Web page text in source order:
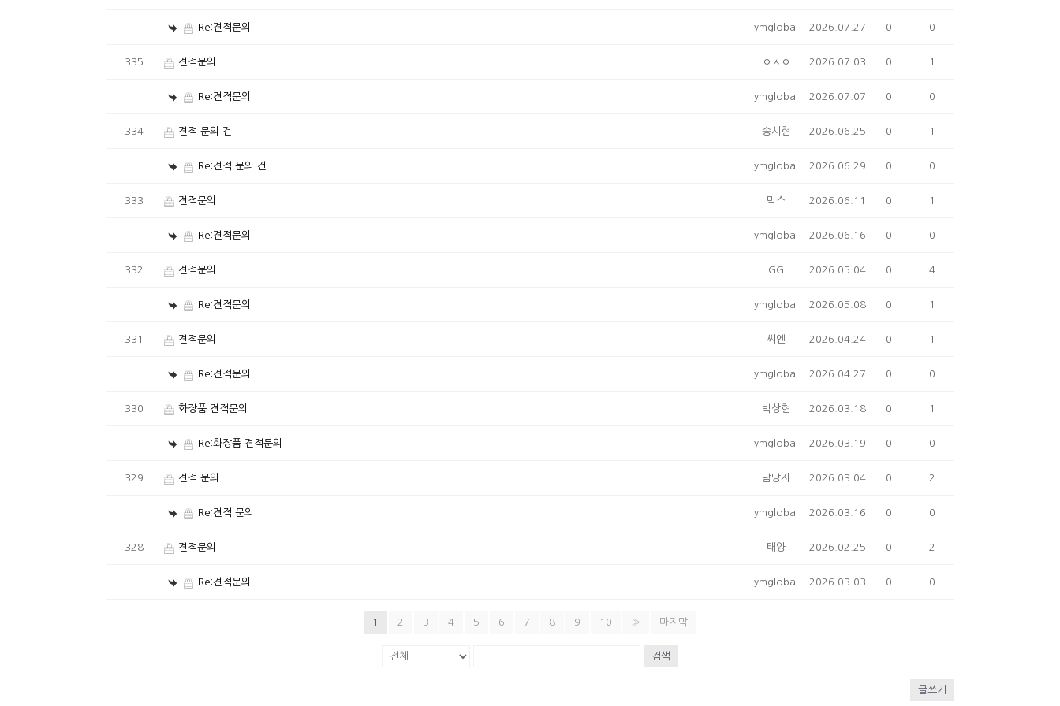
Re:견적문의 ymglobal 2026.07.27 0 0
335 견적문의 ㅇㅅㅇ 2026.07.03 0 1
Re:견적문의 ymglobal 2026.07.07 0 0
334 견적 문의 건 송시현 2026.06.25 0 1
Re:견적 문의 건 ymglobal 2026.06.29 0 0
333 견적문의 믹스 2026.06.11 0 1
Re:견적문의 ymglobal 2026.06.16 0 0
332 견적문의 GG 2026.05.04 0 4
Re:견적문의 ymglobal 2026.05.08 0 1
331 견적문의 씨엔 2026.04.24 0 1
Re:견적문의 ymglobal 2026.04.27 0 0
330 화장품 견적문의 박상현 2026.03.18 0 1
Re:화장품 견적문의 ymglobal 2026.03.19 0 0
329 견적 문의 담당자 2026.03.04 0 2
Re:견적 문의 ymglobal 2026.03.16 0 0
328 견적문의 태양 2026.02.25 0 2
Re:견적문의 ymglobal 2026.03.03 0 0
1 2 3 4 5 6 7 8 9 10 » 마지막
검색
글쓰기